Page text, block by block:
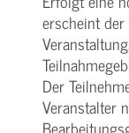
erscheint
Der
Veranstalter